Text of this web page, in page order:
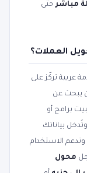
حتى
العملات؟
عربية تركّز على
يبحث عن
برامج أو
بياناتك
الاستخدام
محول